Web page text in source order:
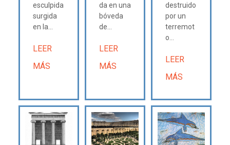
esculpida
surgida
en la...
LEER
MÁS
da en una
bóveda
de...
LEER
MÁS
destruido
por un
terremot
o...
LEER
MÁS